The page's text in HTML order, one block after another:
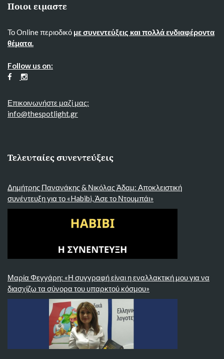
Ποιοι ειμαστε
Το Online περιοδικό με συνεντεύξεις και πολλά ενδιαφέροντα
θέματα.
Follow us on:
Επικοινωνήστε μαζί μας:
info@thespotlight.gr
Τελευταίες συνεντεύξεις
Δημήτρης Πανανάκης & Νικόλας Άδαμ: Αποκλειστική
συνέντευξη για το «Habibi, Άσε το Ντουμπάι»
Μαρία Φεγγάρη: «Η συγγραφή είναι η εναλλακτική μου για να
διασχίζω τα σύνορα του υπαρκτού κόσμου»